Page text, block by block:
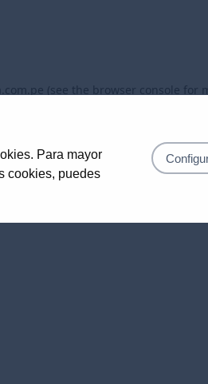
Para mayor
cookies, puedes
(see the browser console for